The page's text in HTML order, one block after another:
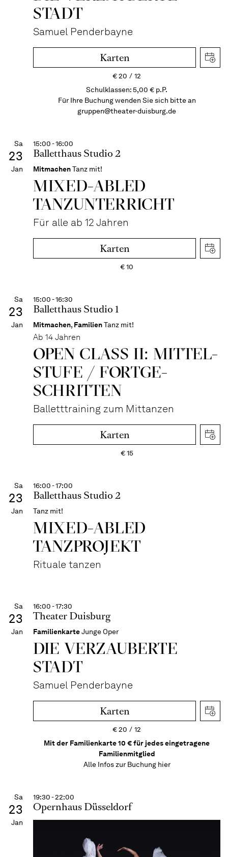
STADT
Samuel Penderbayne
Karten
€20
12
Schulklassen: 5,00 € p.P.
Für Ihre Buchung wenden Sie sich bitte an
gruppen@theater-duisburg.de
Sa
23
Jan
15:00 - 16:00
Balletthaus Studio 2
MitmachenTanz mit!
MIXED-­ABLED
TANZ­UNTER­RICHT
Für alle ab 12 Jahren
Karten
€10
Sa
23
Jan
15:00 - 16:30
Balletthaus Studio 1
Mitmachen, FamilienTanz mit!
Ab 14 Jahren
OPEN CLASS II: MITTEL­
STUFE / FORT­GE­
SCHRITTEN
Balletttraining zum Mittanzen
Karten
€15
Sa
23
Jan
16:00 - 17:00
Balletthaus Studio 2
Tanz mit!
MIXED-ABLED
TANZPROJEKT
Rituale tanzen
Sa
23
Jan
16:00 - 17:30
Theater Duisburg
FamilienkarteJunge Oper
DIE VERZAUBERTE
STADT
Samuel Penderbayne
Karten
€20
12
Mit der Familienkarte 10 € für jedes eingetragene
Familienmitglied
Alle Infos zur Buchung hier
Sa
23
Jan
19:30 - 22:00
Opernhaus Düsseldorf